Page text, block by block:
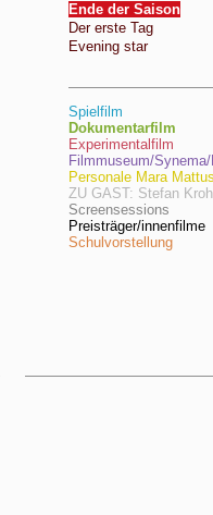
Ende der Saison
Der erste Tag
Evening star
Spielfilm
Dokumentarfilm
Experimentalfilm
Filmmuseum/
Personale Mara
ZU GAST: Stefan
Screensessions
Preisträger/innenfilme
Schulvorstellung